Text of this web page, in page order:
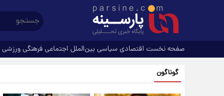
صفحه نخست اقتصادی سیاسی بین‌الملل اجتماعی فرهنگیورزشی
گوناگون